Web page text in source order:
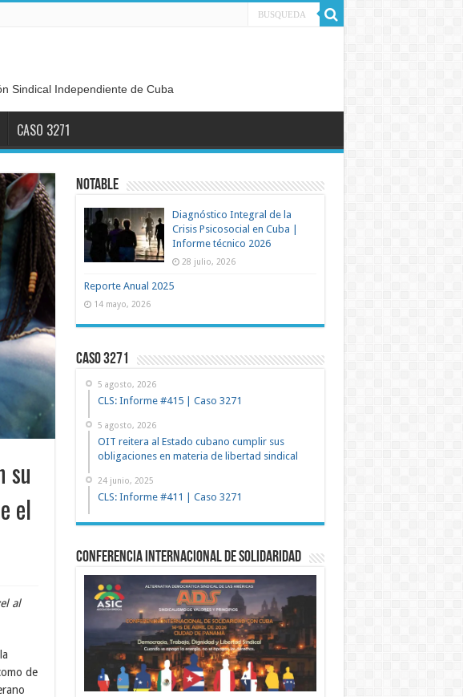
Sindical Independiente de Cuba
CASO 3271
su
el
al
de
NOTABLE
Diagnóstico Integral de la
Crisis Psicosocial en Cuba |
Informe técnico 2026
28 julio, 2026
Reporte Anual 2025
14 mayo, 2026
Caso 3271
5 agosto, 2026
CLS: Informe #415 | Caso 3271
5 agosto, 2026
OIT reitera al Estado cubano cumplir sus
obligaciones en materia de libertad sindical
24 junio, 2025
CLS: Informe #411 | Caso 3271
Conferencia Internacional de Solidaridad